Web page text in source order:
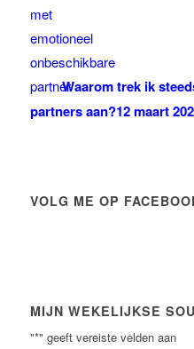
Waarom trek ik
partners aan?12 maart
VOLG ME OP
MIJN WEKELIJKSE
"*" geeft vereiste velden aan